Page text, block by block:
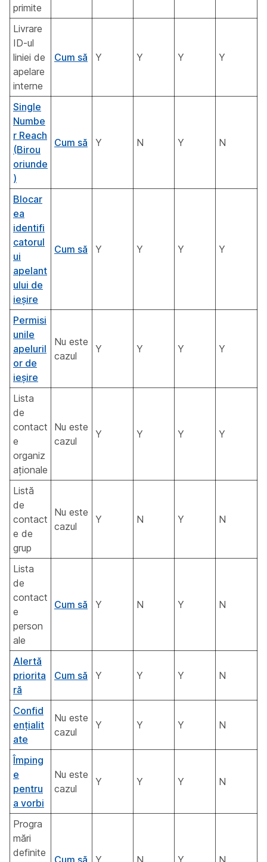
primite
Livrare
ID-ul
liniei de
apelare
interne
Cum să Y Y Y Y
Single
Numbe
r Reach
(Birou
oriunde
)
Cum să Y N Y N
Blocar
ea
identifi
catorul
ui
apelant
ului de
ieșire
Cum să Y Y Y Y
Permisi
unile
apeluril
or de
ieșire
Nu este
cazul
Y Y Y Y
Lista
de
contact
e
organiz
aționale
Nu este
cazul
Y Y Y Y
Listă
de
contact
e de
grup
Nu este
cazul
Y N Y N
Lista
de
contact
e
person
ale
Cum să Y N Y N
Alertă
priorita
ră
Cum să Y Y Y N
Confid
ențialit
ate
Nu este
cazul
Y Y Y N
Împing
e
pentru
a vorbi
Nu este
cazul
Y Y Y N
Progra
mări
definite
Cum să Y N Y N